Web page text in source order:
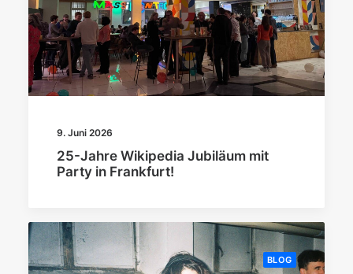
9. Juni 2026
25-Jahre Wikipedia Jubiläum mit
Party in Frankfurt!
BLOG